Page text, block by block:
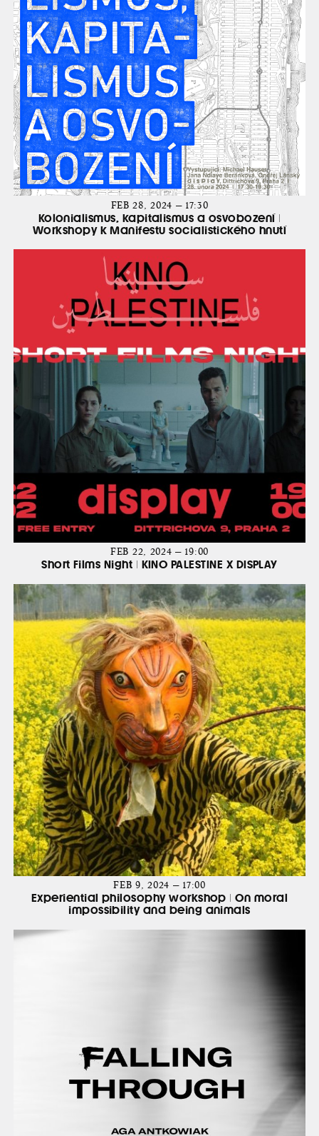
FEB 28, 2024 — 17:30
Kolonialismus, kapitalismus a osvobození |
Workshopy k Manifestu socialistického hnutí
FEB 22, 2024 — 19:00
Short Films Night | KINO PALESTINE X DISPLAY
FEB 9, 2024 — 17:00
Experiential philosophy workshop | On moral
impossibility and being animals